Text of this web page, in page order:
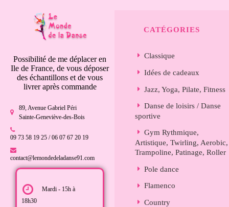
Possibilité de me déplacer en
Ile de France, de vous déposer
des échantillons et de vous
livrer après commande
89, Avenue Gabriel Péri
Sainte-Geneviève-des-Bois
09 73 58 19 25 / 06 07 67 20 19
contact@lemondedeladanse91.com
Mardi - 15h à
18h30
CATÉGORIES
Classique
Idées de cadeaux
Jazz, Yoga, Pilate, Fitness
Danse de loisirs / Danse
sportive
Gym Rythmique,
Artistique, Twirling, Aerobic,
Trampoline, Patinage, Roller
Pole dance
Flamenco
Country